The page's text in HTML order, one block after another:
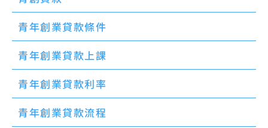
青年創業貸款條件
青年創業貸款上課
青年創業貸款利率
青年創業貸款流程